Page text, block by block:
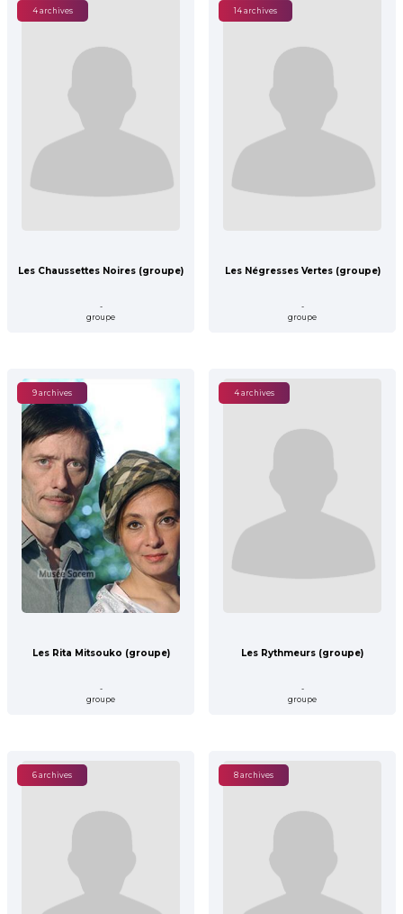
4 archives
Les Chaussettes Noires (groupe)
-
groupe
14 archives
Les Négresses Vertes (groupe)
-
groupe
9 archives
Les Rita Mitsouko (groupe)
-
groupe
4 archives
Les Rythmeurs (groupe)
-
groupe
6 archives 8 archives